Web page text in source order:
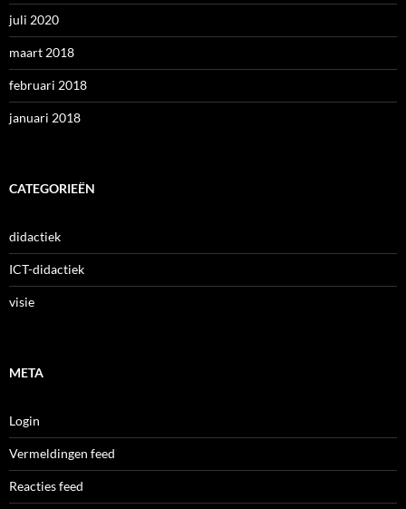
juli 2020
maart 2018
februari 2018
januari 2018
CATEGORIEËN
didactiek
ICT-didactiek
visie
META
Login
Vermeldingen feed
Reacties feed